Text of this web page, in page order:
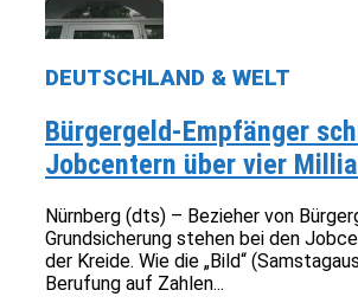
DEUTSCHLAND & WELT
Bürgergeld-Empfänger
Jobcentern über vier
Nürnberg (dts) – Bezieher von
Grundsicherung stehen bei den
der Kreide. Wie die „Bild“
Berufung auf Zahlen...